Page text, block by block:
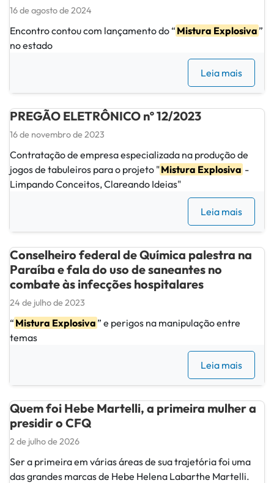
16 de agosto de 2024
Encontro contou com lançamento do “ Mistura Explosiva ”
no estado
Leia mais
PREGÃO ELETRÔNICO nº 12/2023
16 de novembro de 2023
Contratação de empresa especializada na produção de
jogos de tabuleiros para o projeto "Mistura Explosiva -
Limpando Conceitos, Clareando Ideias"
Leia mais
Conselheiro federal de Química palestra na
Paraíba e fala do uso de saneantes no
combate às infecções hospitalares
24 de julho de 2023
“ Mistura Explosiva ” e perigos na manipulação entre
temas
Leia mais
Quem foi Hebe Martelli, a primeira mulher a
presidir o CFQ
2 de julho de 2026
Ser a primeira em várias áreas de sua trajetória foi uma
das grandes marcas de Hebe Helena Labarthe Martelli.